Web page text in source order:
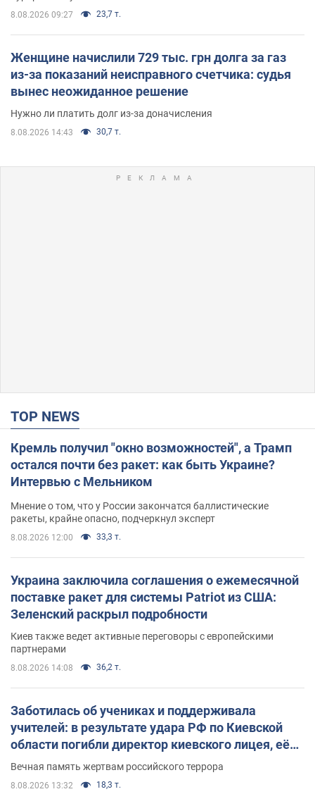
8.08.2026 09:27 23,7 т.
Женщине начислили 729 тыс. грн долга за газ
из-за показаний неисправного счетчика: судья
вынес неожиданное решение
Нужно ли платить долг из-за доначисления
8.08.2026 14:43 30,7 т.
TOP NEWS
Кремль получил "окно возможностей", а Трамп
остался почти без ракет: как быть Украине?
Интервью с Мельником
Мнение о том, что у России закончатся баллистические
ракеты, крайне опасно, подчеркнул эксперт
8.08.2026 12:00 33,3 т.
Украина заключила соглашения о ежемесячной
поставке ракет для системы Patriot из США:
Зеленский раскрыл подробности
Киев также ведет активные переговоры с европейскими
партнерами
8.08.2026 14:08 36,2 т.
Заботилась об учениках и поддерживала
учителей: в результате удара РФ по Киевской
области погибли директор киевского лицея, её
муж и внук
Вечная память жертвам российского террора
8.08.2026 13:32 18,3 т.